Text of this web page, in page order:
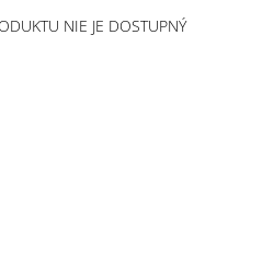
NIE JE DOSTUPNÝ